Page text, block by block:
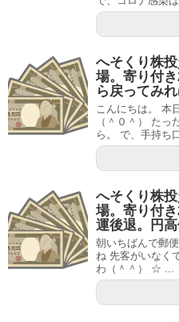
へそくり株
場。寄り付
ら戻ってみれ
こんにちは。 本
（＾０＾） た
ら。 で、手持ち
へそくり株
場。寄り付
運後退。円
朝いちばんで郵
ね 先客がいなく
わ（＾＾） ☆ ...